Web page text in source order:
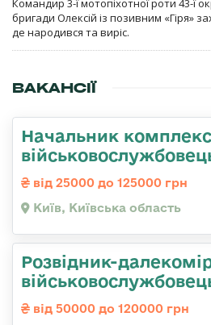
Командир 3-ї мотопіхотної роти 43-ї
бригади Олексій із позивним «Гіря»
де народився та виріс.
ВАКАНСІЇ
Начальник
від 25000 до 125000 грн
Київ, Київська область
Розвідник-
від 50000 до 120000 грн